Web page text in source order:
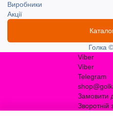
Виробники
Акції
Голка
Viber
Viber
Telegram
Замовити
Зворотній